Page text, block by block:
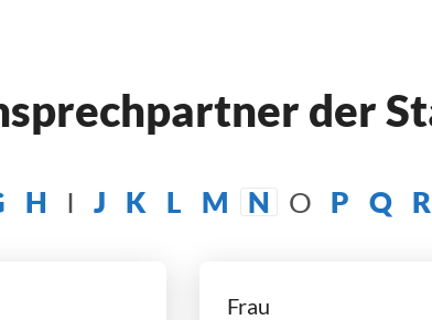
der
H I J K L M N O P Q R
Frau